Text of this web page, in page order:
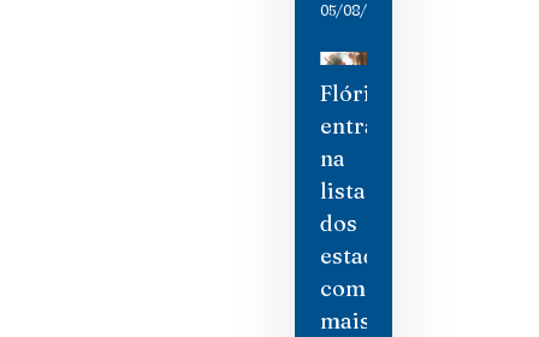
05/08/2026
Flórida
entra
na
lista
dos
estados
com
mais